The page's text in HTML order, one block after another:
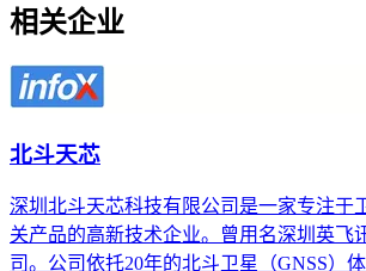
相关企业
北斗天芯
深圳北斗天芯科技有限公司是一家专注于
关产品的高新技术企业。曾用名深圳英飞
司。公司依托20年的北斗卫星（GNSS）